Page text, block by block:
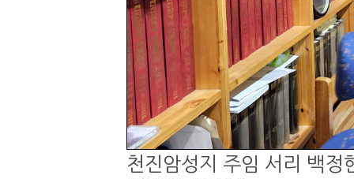
천진암성지 주임 서리 백정